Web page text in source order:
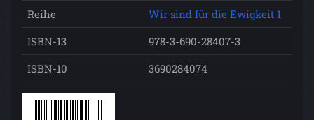
Reihe
Wir sind für die Ewigkeit 1
ISBN-13
978-3-690-28407-3
ISBN-10
3690284074